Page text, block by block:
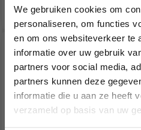
We gebruiken cookies om
personaliseren, om functies
en om ons websiteverkeer te
informatie over uw gebruik
partners voor social media,
partners kunnen deze
informatie die u aan ze heeft
verzameld op basis van uw
winkelwagen
Économisez
Soyez le premier à